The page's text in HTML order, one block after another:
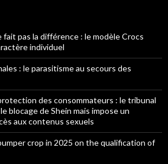
pas la différence : le modèle Crocs
individuel
: le parasitisme au secours des
des consommateurs : le tribunal
blocage de Shein mais impose un
aux contenus sexuels
crop in 2025 on the qualification of